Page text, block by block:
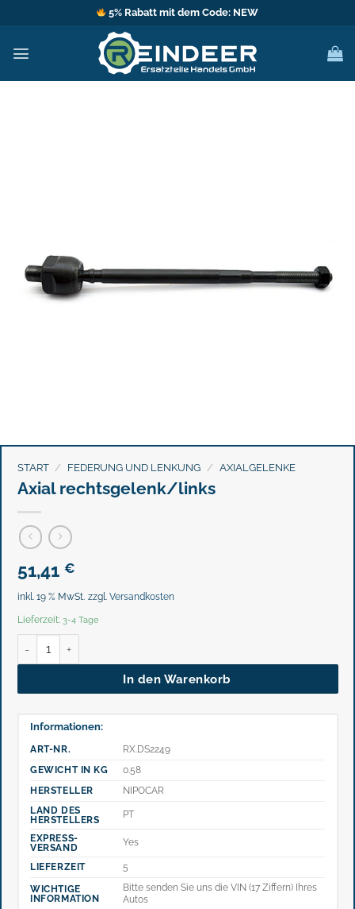
springen
5% Rabatt mit dem Code: NEW
START / FEDERUNG UND LENKUNG / AXIALGELENKE
Axial rechtsgelenk/links
51,41 €
inkl. 19 % MwSt. zzgl. Versandkosten
Lieferzeit: 3-4 Tage
In den Warenkorb
Informationen:
ART-NR.
RX.DS2249
GEWICHT IN KG
0.58
HERSTELLER
NIPOCAR
LAND DES
HERSTELLERS
PT
EXPRESS-
VERSAND
Yes
LIEFERZEIT
5
WICHTIGE
INFORMATION
Bitte senden Sie uns die VIN (17 Ziffern) Ihres
Autos